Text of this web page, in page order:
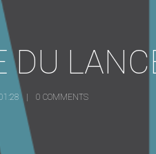
DU
0 COMMENTS